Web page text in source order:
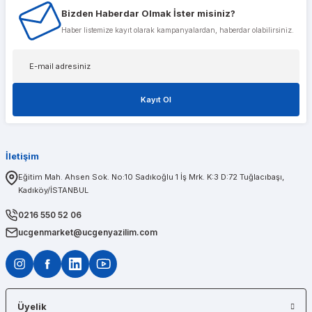
Musterileri ile cok alakali, temsilcileri ise cok nazik ve ilgili
Tolga Koç
Bizden Haberdar Olmak İster misiniz?
Haber listemize kayıt olarak kampanyalardan, haberdar olabilirsiniz.
Kayıt Ol
İletişim
Eğitim Mah. Ahsen Sok. No:10 Sadıkoğlu 1 İş Mrk. K:3 D:72 Tuğlacıbaşı,
Kadıköy/İSTANBUL
0216 550 52 06
ucgenmarket@ucgenyazilim.com
Üyelik